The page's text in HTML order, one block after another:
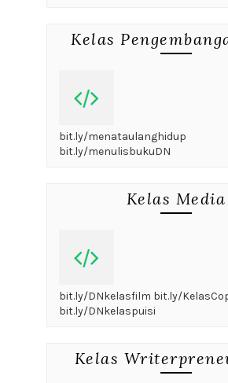
Kelas
bit.ly/menataulanghidup
bit.ly/menulisbukuDN
Kelas Media
bit.ly/DNkelasfilm bit.ly/
bit.ly/DNkelaspuisi
Kelas